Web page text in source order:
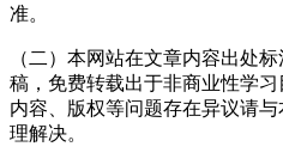
准。
（二）本网站在文章内容出处
稿，免费转载出于非商业性学
内容、版权等问题存在异议请
理解决。